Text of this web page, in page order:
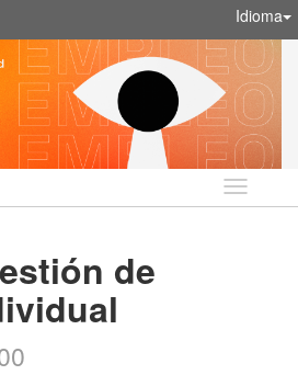
Idioma
Idioma
de